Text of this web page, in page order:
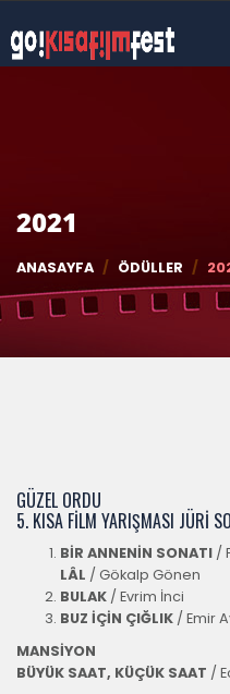
2021
ANASAYFA ÖDÜLLER
GÜZEL ORDU
5. KISA FİLM YARIŞMASI JÜRİ
BİR ANNENİN SONATI /
LÂL / Gökalp Gönen
BULAK / Evrim İnci
BUZ İÇİN ÇIĞLIK / Emir
MANSİYON
BÜYÜK SAAT, KÜÇÜK SAAT /